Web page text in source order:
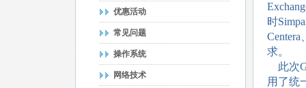
优惠活动
常见问题
操作系统
网络技术
时
求。
此次
用了统